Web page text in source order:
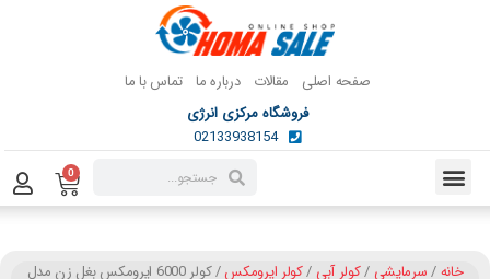
صفحه اصلی مقالات درباره ما تماس با ما
فروشگاه مرکزی انرژی
02133938154
0
خانه/سرمایشی /کولر آبی /کولر ایرومکس
/ کولر 6000 ایرومکس بغل زن مدل